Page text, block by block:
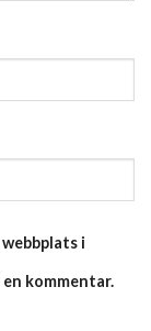
i
kommentar.